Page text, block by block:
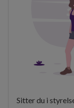
Sitter du i